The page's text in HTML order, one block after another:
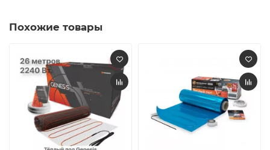
Похожие товары